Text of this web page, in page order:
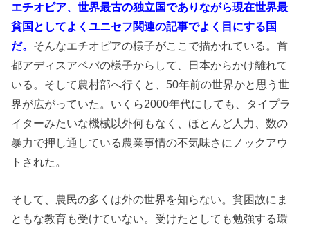
エチオピア、世界最古の独立国でありながら現在世界最
貧国としてよくユニセフ関連の記事でよく目にする国
だ。 そんなエチオピアの様子がここで描かれている。首
都アディスアベバの様子からして、日本からかけ離れて
いる。そして農村部へ行くと、50年前の世界かと思う世
界が広がっていた。いくら2000年代にしても、タイプラ
イターみたいな機械以外何もなく、ほとんど人力、数の
暴力で押し通している農業事情の不気味さにノックアウ
トされた。
そして、農民の多くは外の世界を知らない。貧困故にま
ともな教育も受けていない。受けたとしても勉強する環